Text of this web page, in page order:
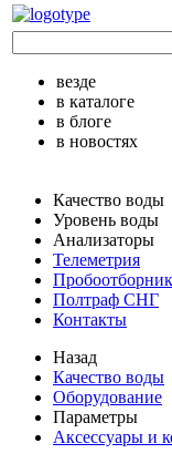
везде
в каталоге
в блоге
в новостях
Качество воды
Уровень воды
Анализаторы
Телеметрия
Полтраф СНГ
Контакты
Назад
Качество воды
Оборудование
Параметры
Аксессуары и